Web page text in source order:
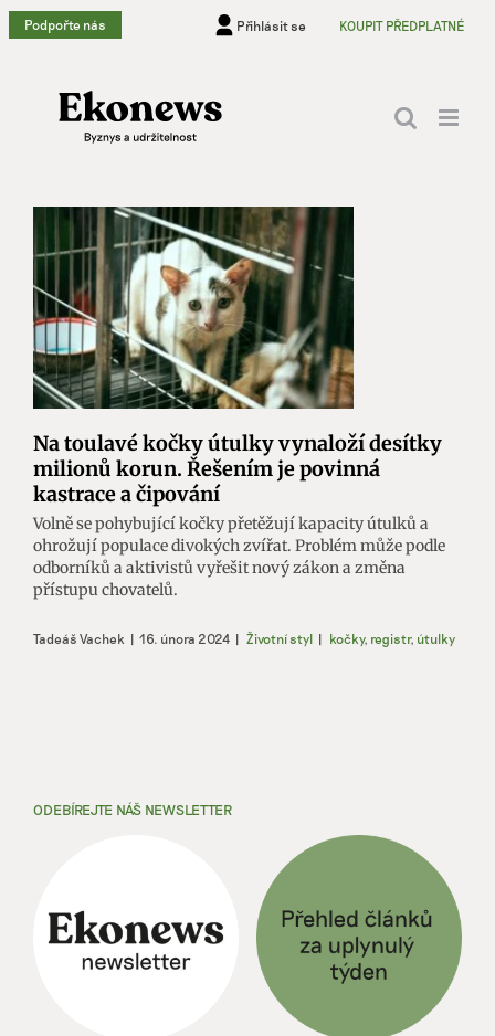
Přeskočit
na
Podpořte nás Přihlásit se KOUPIT PŘEDPLATNÉ
Na toulavé kočky útulky vynaloží desítky
milionů korun. Řešením je povinná
kastrace a čipování
Volně se pohybující kočky přetěžují kapacity útulků a
ohrožují populace divokých zvířat. Problém může podle
odborníků a aktivistů vyřešit nový zákon a změna
přístupu chovatelů.
Tadeáš Vachek | 16. února 2024 | Životní styl | kočky, registr, útulky
ODEBÍREJTE NÁŠ NEWSLETTER